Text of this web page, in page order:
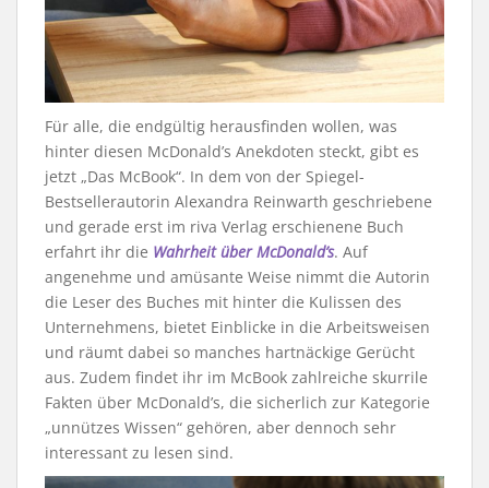
Für alle, die endgültig herausfinden wollen, was
hinter diesen McDonald’s Anekdoten steckt, gibt es
jetzt „Das McBook“. In dem von der Spiegel-
Bestsellerautorin Alexandra Reinwarth geschriebene
und gerade erst im riva Verlag erschienene Buch
erfahrt ihr die Wahrheit über McDonald’s. Auf
angenehme und amüsante Weise nimmt die Autorin
die Leser des Buches mit hinter die Kulissen des
Unternehmens, bietet Einblicke in die Arbeitsweisen
und räumt dabei so manches hartnäckige Gerücht
aus. Zudem findet ihr im McBook zahlreiche skurrile
Fakten über McDonald’s, die sicherlich zur Kategorie
„unnützes Wissen“ gehören, aber dennoch sehr
interessant zu lesen sind.